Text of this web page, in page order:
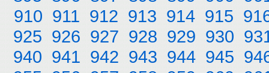
910 911 912 913 914 915
925 926 927 928 929 930
940 941 942 943 944 945